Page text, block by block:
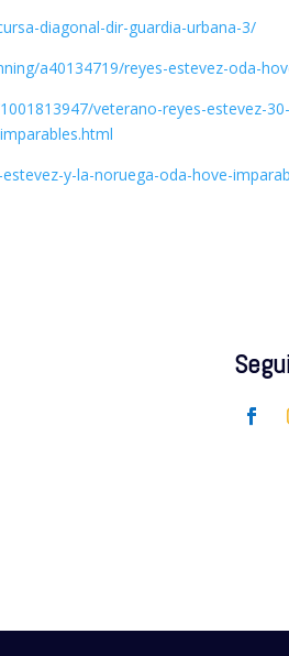
diagonal-dir-guardia-urbana-3/
a40134719/reyes-estevez-oda-
veterano-reyes-estevez-
y-la-noruega-oda-hove-